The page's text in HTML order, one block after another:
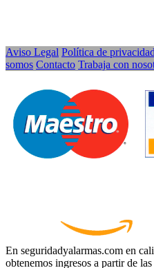
Aviso Legal Política de privacidad
somos Contacto Trabaja con
En seguridadyalarmas.com en
obtenemos ingresos a partir de